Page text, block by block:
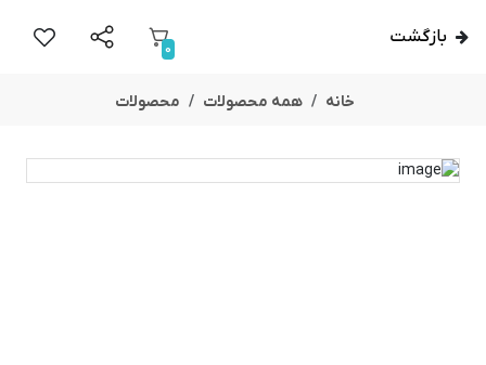
بازگشت
0
خانه همه محصولات محصولات